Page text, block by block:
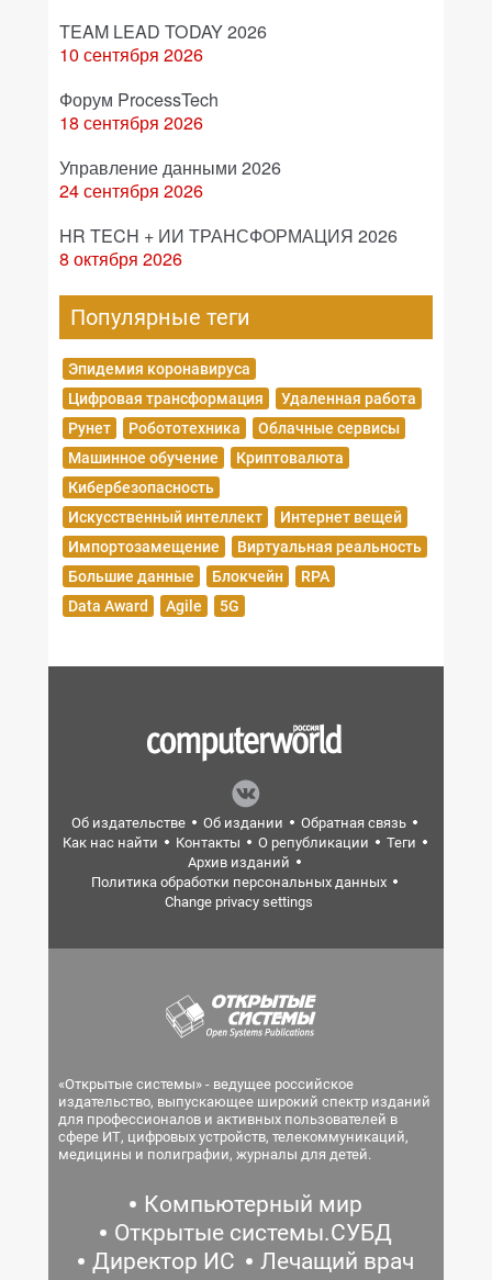
TEAM LEAD TODAY 2026
10 сентября 2026
Форум ProcessTech
18 сентября 2026
Управление данными 2026
24 сентября 2026
HR TECH + ИИ ТРАНСФОРМАЦИЯ 2026
8 октября 2026
Популярные теги
Эпидемия коронавируса
Цифровая трансформация
Удаленная работа
Рунет
Робототехника
Облачные сервисы
Машинное обучение
Криптовалюта
Кибербезопасность
Искусственный интеллект
Интернет вещей
Импортозамещение
Виртуальная реальность
Большие данные
Блокчейн
RPA
Data Award
Agile 5G
Об издательстве Об издании
Обратная связь
Как нас найти
Контакты О републикации
Теги
Архив изданий
Политика обработки персональных данных
Change privacy settings
«Открытые системы» - ведущее российское
издательство, выпускающее широкий спектр изданий
для профессионалов и активных пользователей в
сфере ИТ, цифровых устройств, телекоммуникаций,
медицины и полиграфии, журналы для детей.
Компьютерный мир
Открытые системы.СУБД
Директор ИС
Лечащий врач